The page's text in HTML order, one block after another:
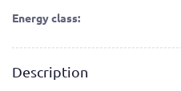
Energy class:
Description